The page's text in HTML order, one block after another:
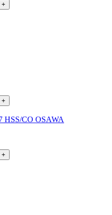
+
+
HSS/CO OSAWA
+